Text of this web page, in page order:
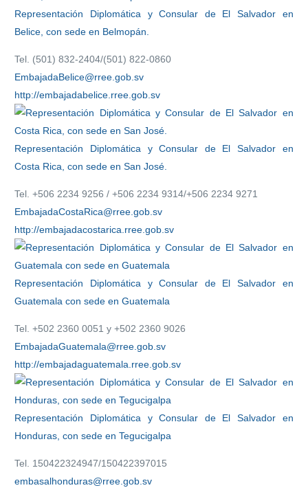
Representación Diplomática y Consular de El Salvador en
Belice, con sede en Belmopán.
Tel. (501) 832-2404/(501) 822-0860
EmbajadaBelice@rree.gob.sv
http://embajadabelice.rree.gob.sv
Representación Diplomática y Consular de El Salvador en
Costa Rica, con sede en San José.
Tel. +506 2234 9256 / +506 2234 9314/+506 2234 9271
EmbajadaCostaRica@rree.gob.sv
http://embajadacostarica.rree.gob.sv
Representación Diplomática y Consular de El Salvador en
Guatemala con sede en Guatemala
Tel. +502 2360 0051 y +502 2360 9026
EmbajadaGuatemala@rree.gob.sv
http://embajadaguatemala.rree.gob.sv
Representación Diplomática y Consular de El Salvador en
Honduras, con sede en Tegucigalpa
Tel. 150422324947/150422397015
embasalhonduras@rree.gob.sv